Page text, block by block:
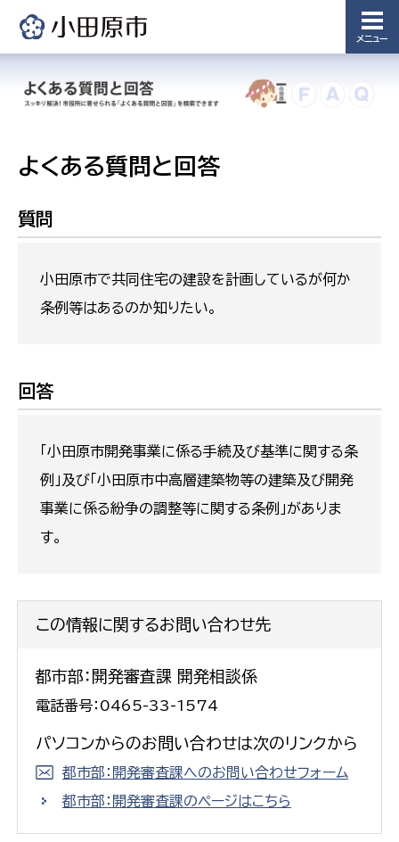
メニュー
よくある質問と回答
質問
小田原市で共同住宅の建設を計画しているが何か
条例等はあるのか知りたい。
回答
「小田原市開発事業に係る手続及び基準に関する条
例」及び「小田原市中高層建築物等の建築及び開発
事業に係る紛争の調整等に関する条例」がありま
す。
この情報に関するお問い合わせ先
都市部：開発審査課 開発相談係
電話番号：0465-33-1574
パソコンからのお問い合わせは次のリンクから
都市部：開発審査課へのお問い合わせフォーム
都市部：開発審査課のページはこちら